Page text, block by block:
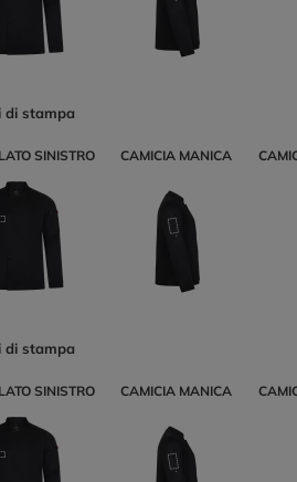
di stampa
SINISTRO CAMICIA MANICA
di stampa
SINISTRO CAMICIA MANICA